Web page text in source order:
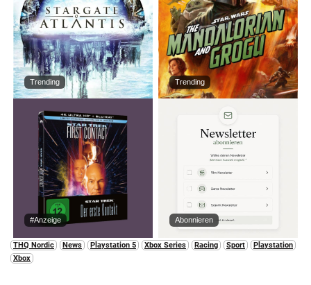
Trending Trending
#Anzeige Abonnieren
THQ Nordic News Playstation 5 Xbox Series Racing Sport
Playstation
Xbox